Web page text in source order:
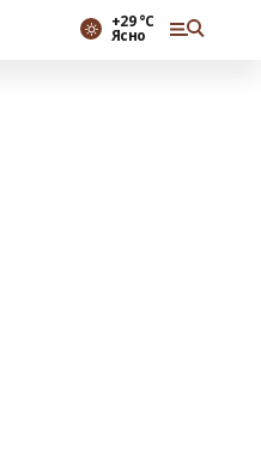
+29 °С
Ясно